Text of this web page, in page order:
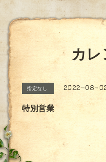
カレ
指定なし 2022-08-
特別営業